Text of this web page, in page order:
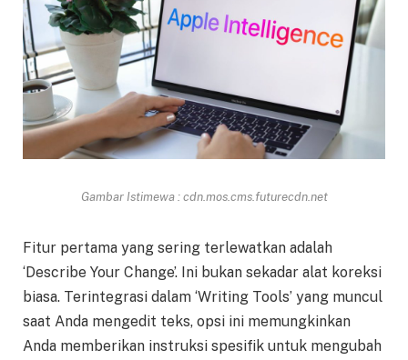
Gambar Istimewa : cdn.mos.cms.futurecdn.net
Fitur pertama yang sering terlewatkan adalah
‘Describe Your Change’. Ini bukan sekadar alat koreksi
biasa. Terintegrasi dalam ‘Writing Tools’ yang muncul
saat Anda mengedit teks, opsi ini memungkinkan
Anda memberikan instruksi spesifik untuk mengubah